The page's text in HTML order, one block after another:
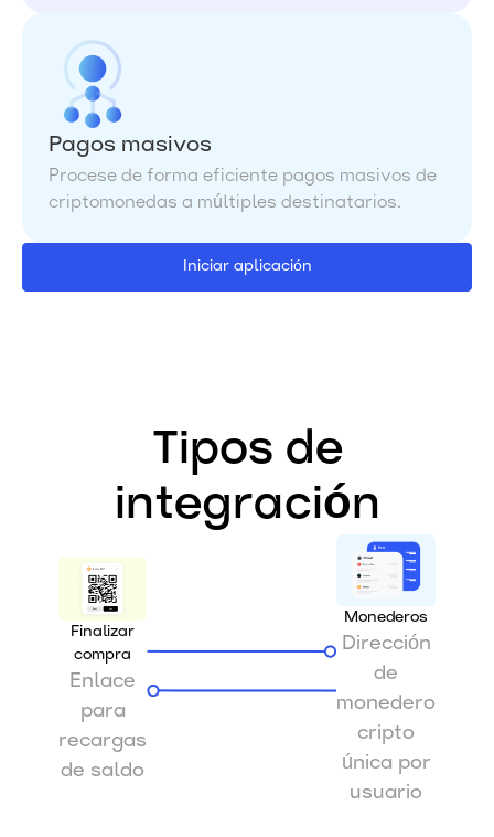
Pagos masivos
Procese de forma eficiente pagos masivos de
criptomonedas a múltiples destinatarios.
Iniciar aplicación
Tipos de
integración
Finalizar
compra
Enlace
para
recargas
de saldo
Monederos
Dirección
de
monedero
cripto
única por
usuario